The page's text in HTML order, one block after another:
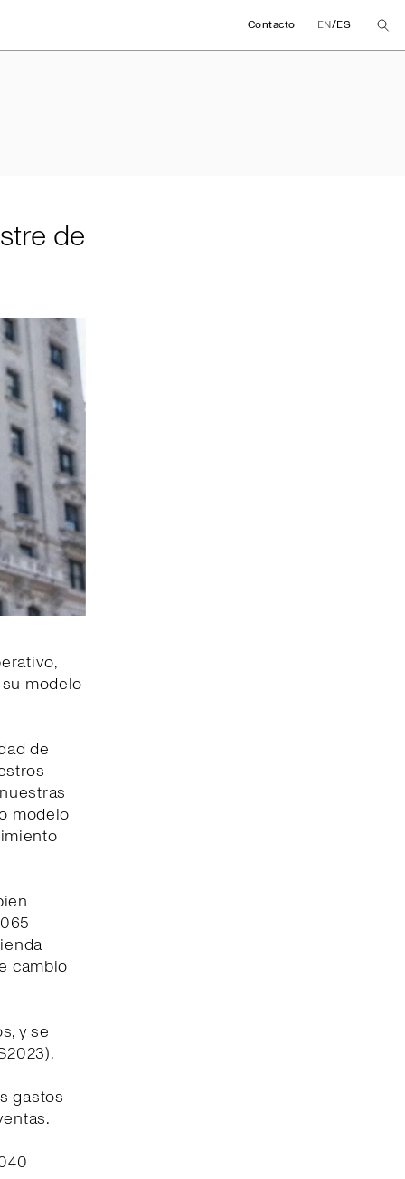
Contacto EN/ES
de
modelo
de
modelo
cambio
y se
gastos